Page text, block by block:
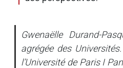
Gwenaëlle Durand-
agrégée des
l’Université de Paris I